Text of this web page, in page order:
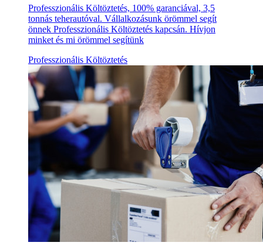
Professzionális Költöztetés, 100% garanciával, 3,5
tonnás teherautóval. Vállalkozásunk örömmel segít
önnek Professzionális Költöztetés kapcsán. Hívjon
minket és mi örömmel segítünk
Professzionális Költöztetés